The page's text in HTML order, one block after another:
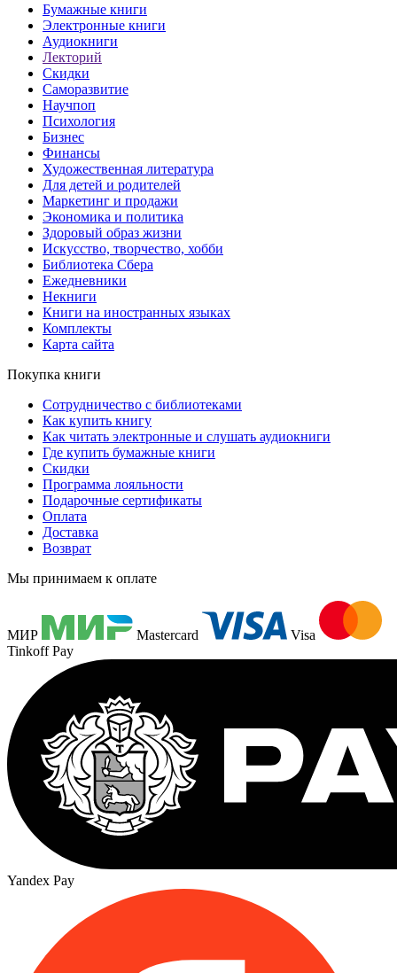
Бумажные книги
Электронные книги
Аудиокниги
Лекторий
Скидки
Саморазвитие
Научпоп
Психология
Бизнес
Финансы
Художественная литература
Для детей и родителей
Маркетинг и продажи
Экономика и политика
Здоровый образ жизни
Искусство, творчество, хобби
Библиотека Сбера
Ежедневники
Некниги
Книги на иностранных языках
Комплекты
Карта сайта
Покупка книги
Сотрудничество с библиотеками
Как купить книгу
Как читать электронные и слушать аудиокниги
Где купить бумажные книги
Скидки
Программа лояльности
Подарочные сертификаты
Оплата
Доставка
Возврат
Мы принимаем к оплате
МИР Mastercard
Visa
Tinkoff Pay
Yandex Pay